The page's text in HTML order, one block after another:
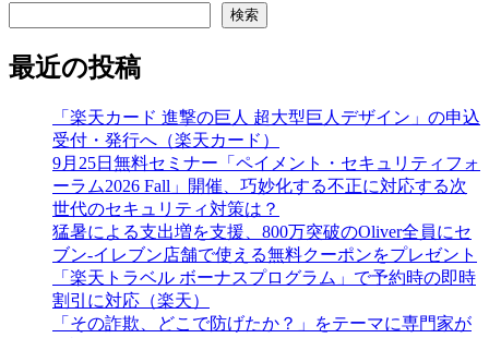
検索
最近の投稿
「楽天カード 進撃の巨人 超大型巨人デザイン」の申込
受付・発行へ（楽天カード）
9月25日無料セミナー「ペイメント・セキュリティフォ
ーラム2026 Fall」開催、巧妙化する不正に対応する次
世代のセキュリティ対策は？
猛暑による支出増を支援、800万突破のOliver全員にセ
ブン‐イレブン店舗で使える無料クーポンをプレゼント
「楽天トラベル ボーナスプログラム」で予約時の即時
割引に対応（楽天）
「その詐欺、どこで防げたか？」をテーマに専門家が